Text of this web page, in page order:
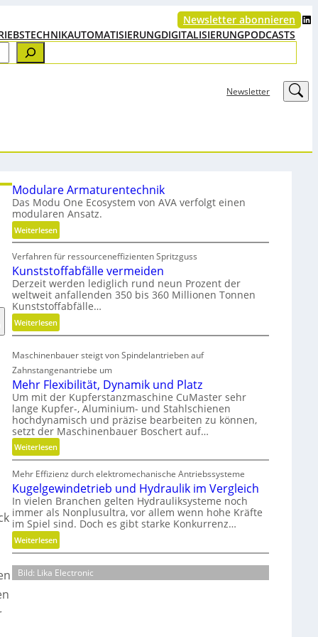
Newsletter abonnieren LinkedIn
AUTOMATISIERUNGDIGITALISIERUNGPODCASTS
Newsletter LinkedIn
Modulare Armaturentechnik
Das Modu One Ecosystem von AVA verfolgt einen
modularen Ansatz.
Weiterlesen:
M
o
d
u
l
a
r
e
a
t
u
r
e
n
t
e
c
h
n
i
k
Verfahren für ressourceneffizienten Spritzguss
Kunststoffabfälle vermeiden
Derzeit werden lediglich rund neun Prozent der
weltweit anfallenden 350 bis 360 Millionen Tonnen
Kunststoffabfälle…
Weiterlesen:
K
s
t
s
t
o
f
f
ä
l
e
v
e
Maschinenbauer steigt von Spindelantrieben auf
Zahnstangenantriebe um
Mehr Flexibilität, Dynamik und Platz
Um mit der Kupferstanzmaschine CuMaster sehr
lange Kupfer-, Aluminium- und Stahlschienen
hochdynamisch und präzise bearbeiten zu können,
setzt der Maschinenbauer Boschert auf…
Weiterlesen:
M
e
h
r
F
l
e
x
i
b
Mehr Effizienz durch elektromechanische Antriebssysteme
Kugelgewindetrieb und Hydraulik im Vergleich
In vielen Branchen gelten Hydrauliksysteme noch
immer als Nonplusultra, vor allem wenn hohe Kräfte
im Spiel sind. Doch es gibt starke Konkurrenz…
Weiterlesen:
K
u
g
Bild: Lika Electronic